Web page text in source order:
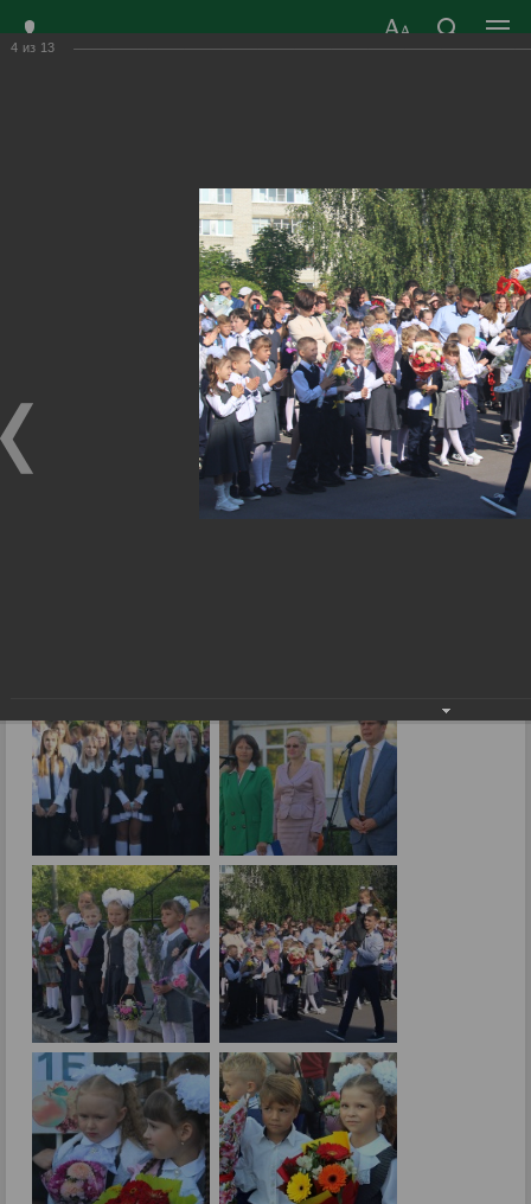
САМОУПРАВЛЕНИЯ
г. Радужный, 1 квартал, д.55
Адрес здания администрации
radugn@avo.ru
Электронная почта
Главная Фотогалерея Новости
›
Снова в школу!
4 из 13